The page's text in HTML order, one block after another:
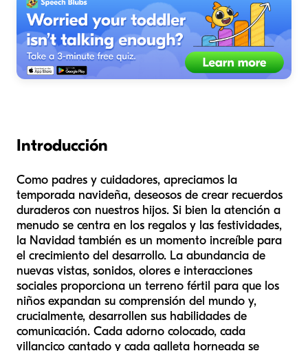
Introducción
Como padres y cuidadores, apreciamos la
temporada navideña, deseosos de crear recuerdos
duraderos con nuestros hijos. Si bien la atención a
menudo se centra en los regalos y las festividades,
la Navidad también es un momento increíble para
el crecimiento del desarrollo. La abundancia de
nuevas vistas, sonidos, olores e interacciones
sociales proporciona un terreno fértil para que los
niños expandan su comprensión del mundo y,
crucialmente, desarrollen sus habilidades de
comunicación. Cada adorno colocado, cada
villancico cantado y cada galleta horneada se